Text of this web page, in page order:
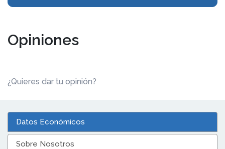
Opiniones
¿Quieres dar tu opinión?
Datos Económicos
Sobre Nosotros